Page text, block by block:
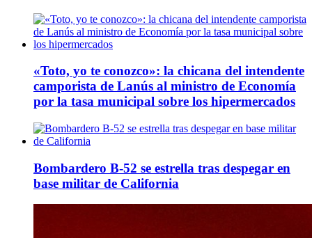
«Toto, yo te conozco»: la chicana del intendente
camporista de Lanús al ministro de Economía
por la tasa municipal sobre los hipermercados
Bombardero B-52 se estrella tras despegar en
base militar de California